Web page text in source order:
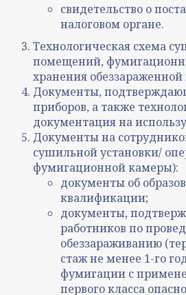
свидетельство о
налоговом органе.
Технологическая схема
помещений,
хранения
Документы,
приборов, а также
документация на
Документы на
сушильной установки/
фумигационной камеры):
документы об
квалификации;
документы,
работников по
обеззараживанию
стаж не менее 1-го
фумигации с
первого класса